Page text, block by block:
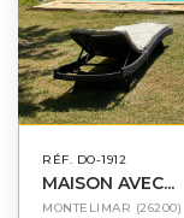
RÉF. DO-1912
MAISON AVEC...
MONTELIMAR (26200)